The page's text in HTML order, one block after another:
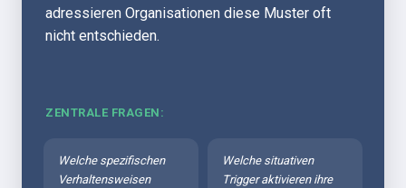
adressieren Organisationen diese Muster oft
nicht entschieden.
ZENTRALE FRAGEN:
Welche spezifischen
Verhaltensweisen
Welche situativen
Trigger aktivieren ihre